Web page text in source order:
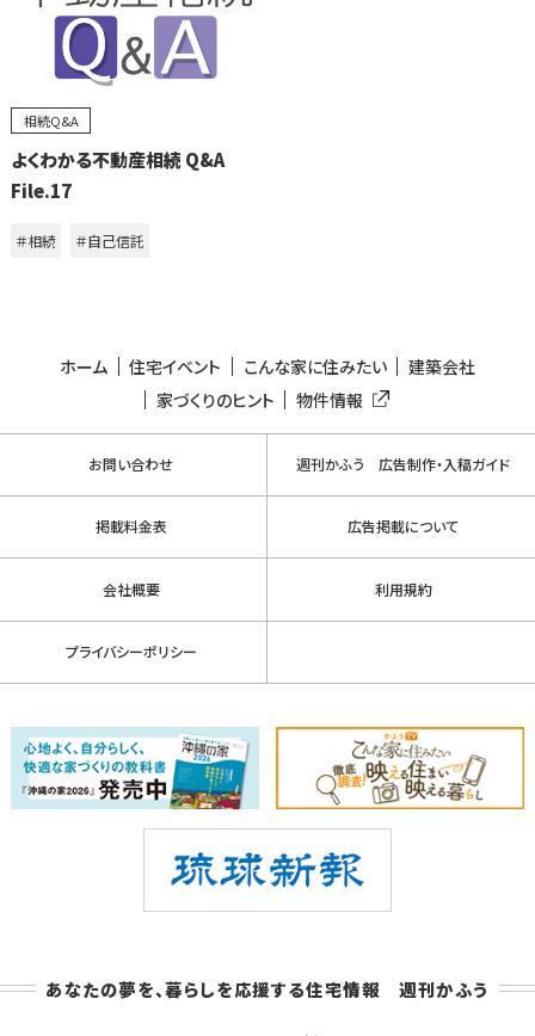
相続Q&A
よくわかる不動産相続 Q&A
File.17
＃相続 ＃自己信託
ホーム 住宅イベント こんな家に住みたい
建築会社
家づくりのヒント
物件情報
お問い合わせ 週刊かふう 広告制作・入稿ガイド
掲載料金表 広告掲載について
会社概要 利用規約
プライバシーポリシー
あなたの夢を、暮らしを応援する住宅情報 週刊かふう